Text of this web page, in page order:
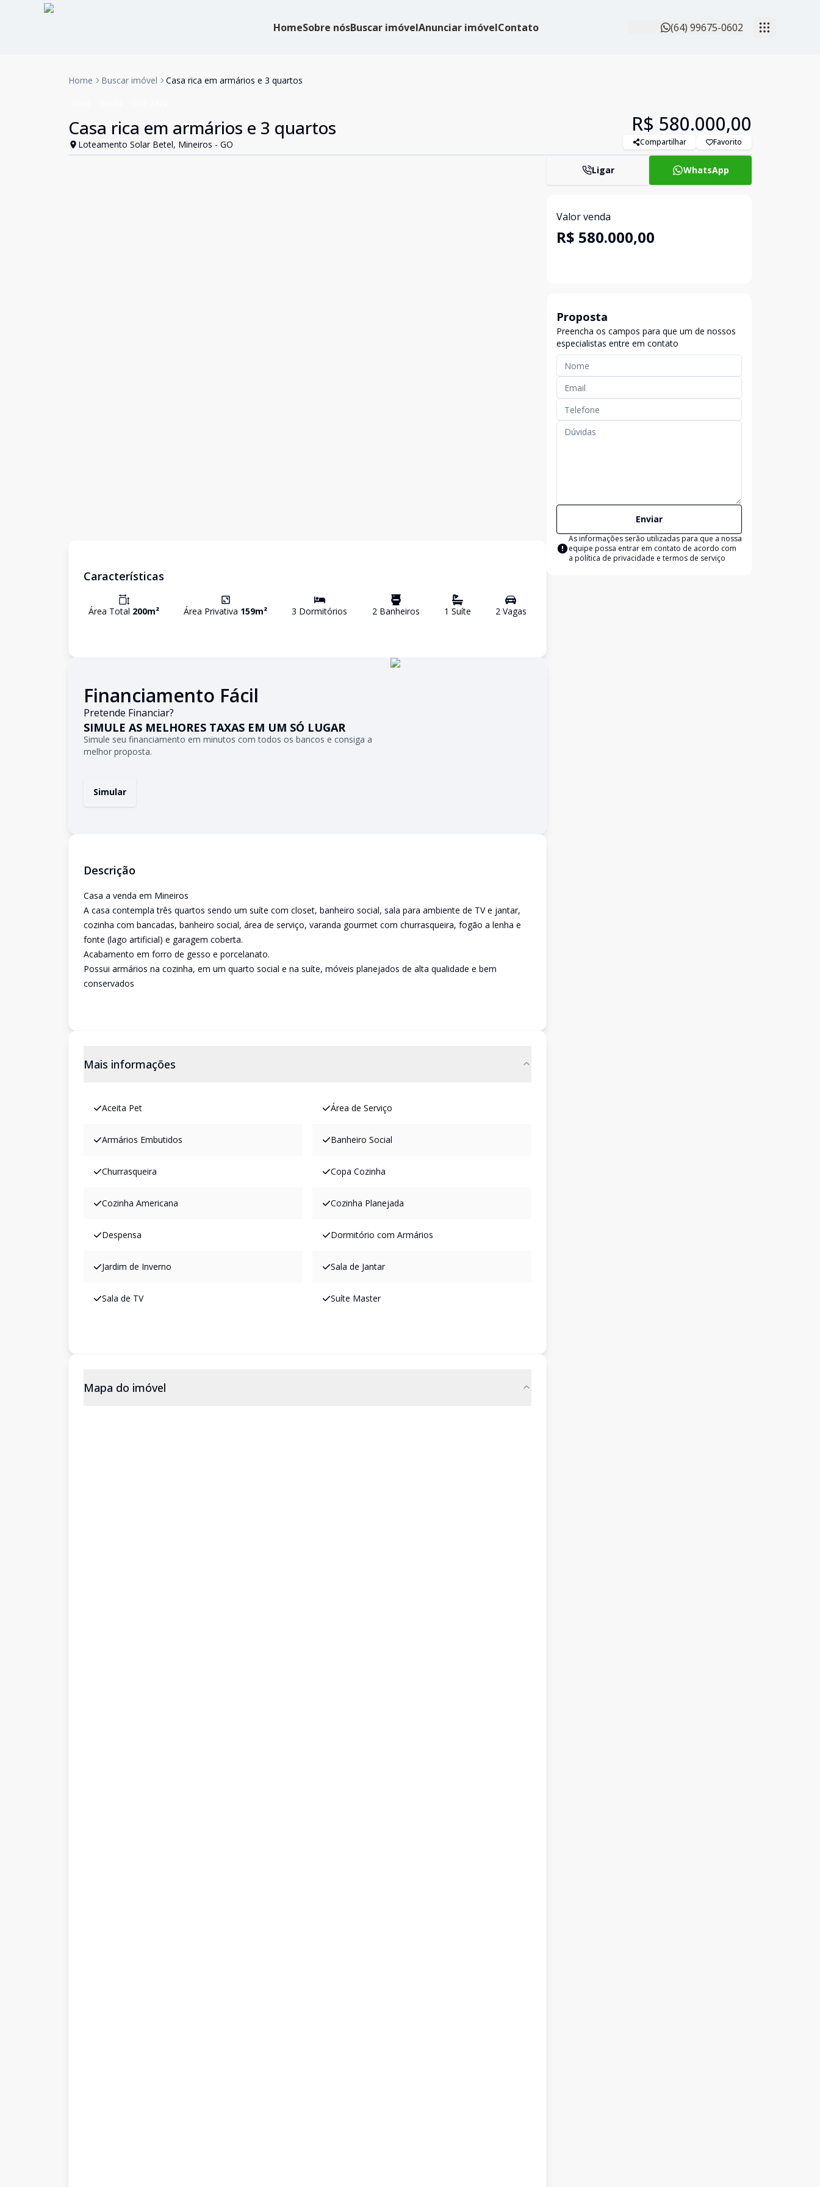
HomeSobre nósBuscar imóvelAnunciar imóvelContato (64) 99675-0602
Home Buscar imóvel Casa rica em armários e 3 quartos
Casa rica em armários e 3 quartos
Loteamento Solar Betel, Mineiros - GO
R$ 580.000,00
Compartilhar Favorito
Características
Área Total 200m² Área Privativa 159m² 3 Dormitórios 2Banheiros 1 Suíte 2Vagas
Financiamento Fácil
Pretende Financiar?
SIMULE AS MELHORES TAXAS EM UM SÓ LUGAR
Simule seu financiamento em minutos com todos os bancos e consiga a
melhor proposta.
Simular
Descrição
Casa a venda em Mineiros
A casa contempla três quartos sendo um suíte com closet, banheiro social, sala para ambiente de TV e jantar,
cozinha com bancadas, banheiro social, área de serviço, varanda gourmet com churrasqueira, fogão a lenha e
fonte (lago artificial) e garagem coberta.
Acabamento em forro de gesso e porcelanato.
Possui armários na cozinha, em um quarto social e na suíte, móveis planejados de alta qualidade e bem
conservados
Mais informações
Aceita Pet Área de Serviço
Armários Embutidos Banheiro Social
Churrasqueira Copa Cozinha
Cozinha Americana Cozinha Planejada
Despensa Dormitório com Armários
Jardim de Inverno Sala de Jantar
Sala de TV Suíte Master
Mapa do imóvel
Ligar WhatsApp
Valor venda
R$ 580.000,00
Proposta
Preencha os campos para que um de nossos
especialistas entre em contato
Enviar
As informações serão utilizadas para que a nossa
equipe possa entrar em contato de acordo com
a política de privacidade e termos de serviço